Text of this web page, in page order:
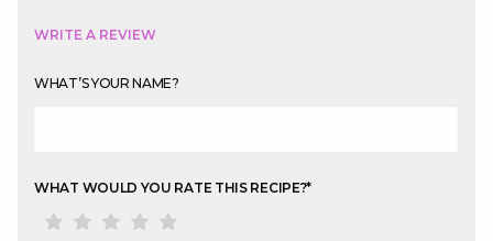
WRITE A REVIEW
WHAT’S YOUR NAME?
WHAT WOULD YOU RATE THIS RECIPE?*